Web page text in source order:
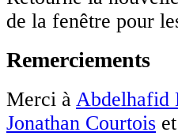
de la fenêtre pour
Remerciements
Merci à Abdelhafid
Jonathan Courtois et